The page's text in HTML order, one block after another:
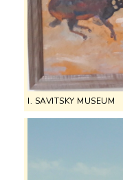
I. SAVITSKY MUSEUM